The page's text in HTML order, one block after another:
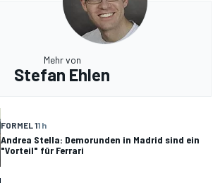
Mehr von
Stefan Ehlen
FORMEL 11 h
Andrea Stella: Demorunden in Madrid sind ein
"Vorteil" für Ferrari